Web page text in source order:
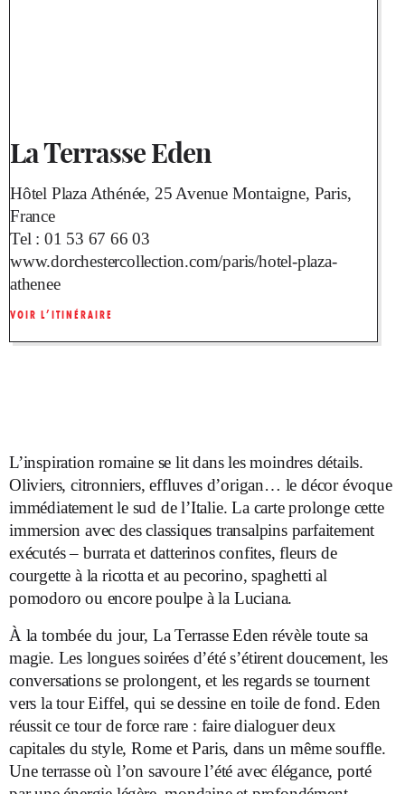
La Terrasse Eden
Hôtel Plaza Athénée, 25 Avenue Montaigne, Paris,
France
Tel : 01 53 67 66 03
www.dorchestercollection.com/paris/hotel-plaza-
athenee
VOIR L’ITINÉRAIRE
L’inspiration romaine se lit dans les moindres détails.
Oliviers, citronniers, effluves d’origan… le décor évoque
immédiatement le sud de l’Italie. La carte prolonge cette
immersion avec des classiques transalpins parfaitement
exécutés – burrata et datterinos confites, fleurs de
courgette à la ricotta et au pecorino, spaghetti al
pomodoro ou encore poulpe à la Luciana.
À la tombée du jour, La Terrasse Eden révèle toute sa
magie. Les longues soirées d’été s’étirent doucement, les
conversations se prolongent, et les regards se tournent
vers la tour Eiffel, qui se dessine en toile de fond. Eden
réussit ce tour de force rare : faire dialoguer deux
capitales du style, Rome et Paris, dans un même souffle.
Une terrasse où l’on savoure l’été avec élégance, porté